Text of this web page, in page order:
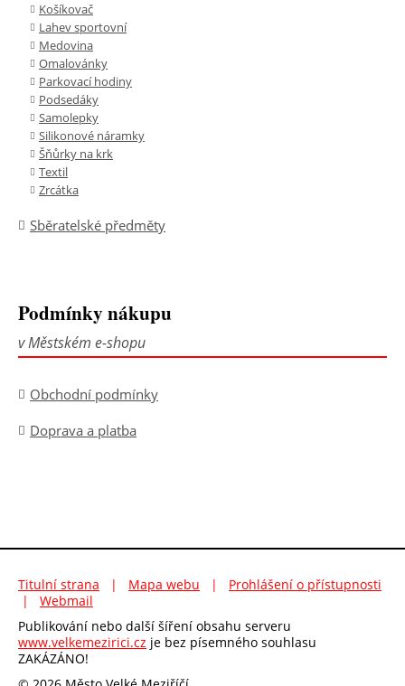
Košíkovač
Lahev sportovní
Medovina
Omalovánky
Parkovací hodiny
Podsedáky
Samolepky
Silikonové náramky
Šňůrky na krk
Textil
Zrcátka
Sběratelské předměty
Podmínky nákupu
v Městském e-shopu
Obchodní podmínky
Doprava a platba
Titulní strana | Mapa webu | Prohlášení o přístupnosti
| Webmail
Publikování nebo další šíření obsahu serveru
www.velkemezirici.cz je bez písemného souhlasu
ZAKÁZÁNO!